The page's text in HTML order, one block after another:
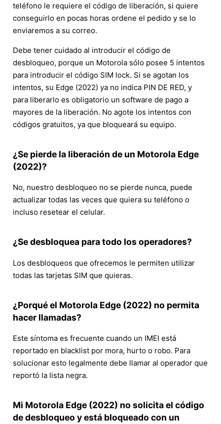
teléfono le requiere el código de liberación, si quiere
conseguirlo en pocas horas ordene el pedido y se lo
enviaremos a su correo.
Debe tener cuidado al introducir el código de
desbloqueo, porque un Motorola sólo posee 5 intentos
para introducir el código SIM lock. Si se agotan los
intentos, su Edge (2022) ya no indica PIN DE RED, y
para liberarlo es obligatorio un software de pago a
mayores de la liberación. No agote los intentos con
códigos gratuitos, ya que bloqueará su equipo.
¿Se pierde la liberación de un Motorola Edge
(2022)?
No, nuestro desbloqueo no se pierde nunca, puede
actualizar todas las veces que quiera su teléfono o
incluso resetear el celular.
¿Se desbloquea para todo los operadores?
Los desbloqueos que ofrecemos le permiten utilizar
todas las tarjetas SIM que quieras.
¿Porqué el Motorola Edge (2022) no permita
hacer llamadas?
Este síntoma es frecuente cuando un IMEI está
reportado en blacklist por mora, hurto o robo. Para
solucionar esto legalmente debe llamar al operador que
reportó la lista negra.
Mi Motorola Edge (2022) no solicita el código
de desbloqueo y está bloqueado con un